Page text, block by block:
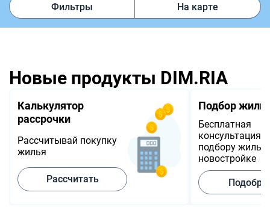
Фильтры На карте
Новые продукты DIM.RIA
Калькулятор
рассрочки
Рассчитывай покупку
жилья
Рассчитать
Подбор
Бесплатная
консультация
подбору жилья
новостройке